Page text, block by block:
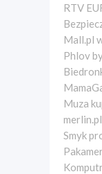
RTV
Mall.pl
Phlov
Muza
merlin.pl
Smyk